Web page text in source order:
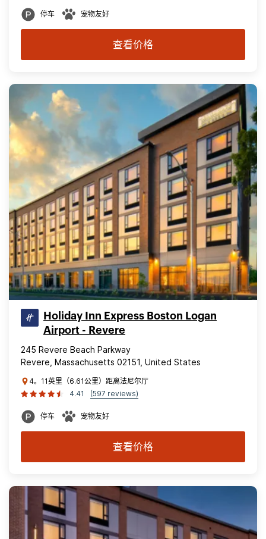
停车 宠物友好
查看价格
Holiday Inn Express Boston Logan
Airport - Revere
245 Revere Beach Parkway
Revere, Massachusetts 02151, United States
4。11英里（6.61公里）距离法尼尔厅
4.41
(597 reviews)
停车 宠物友好
查看价格